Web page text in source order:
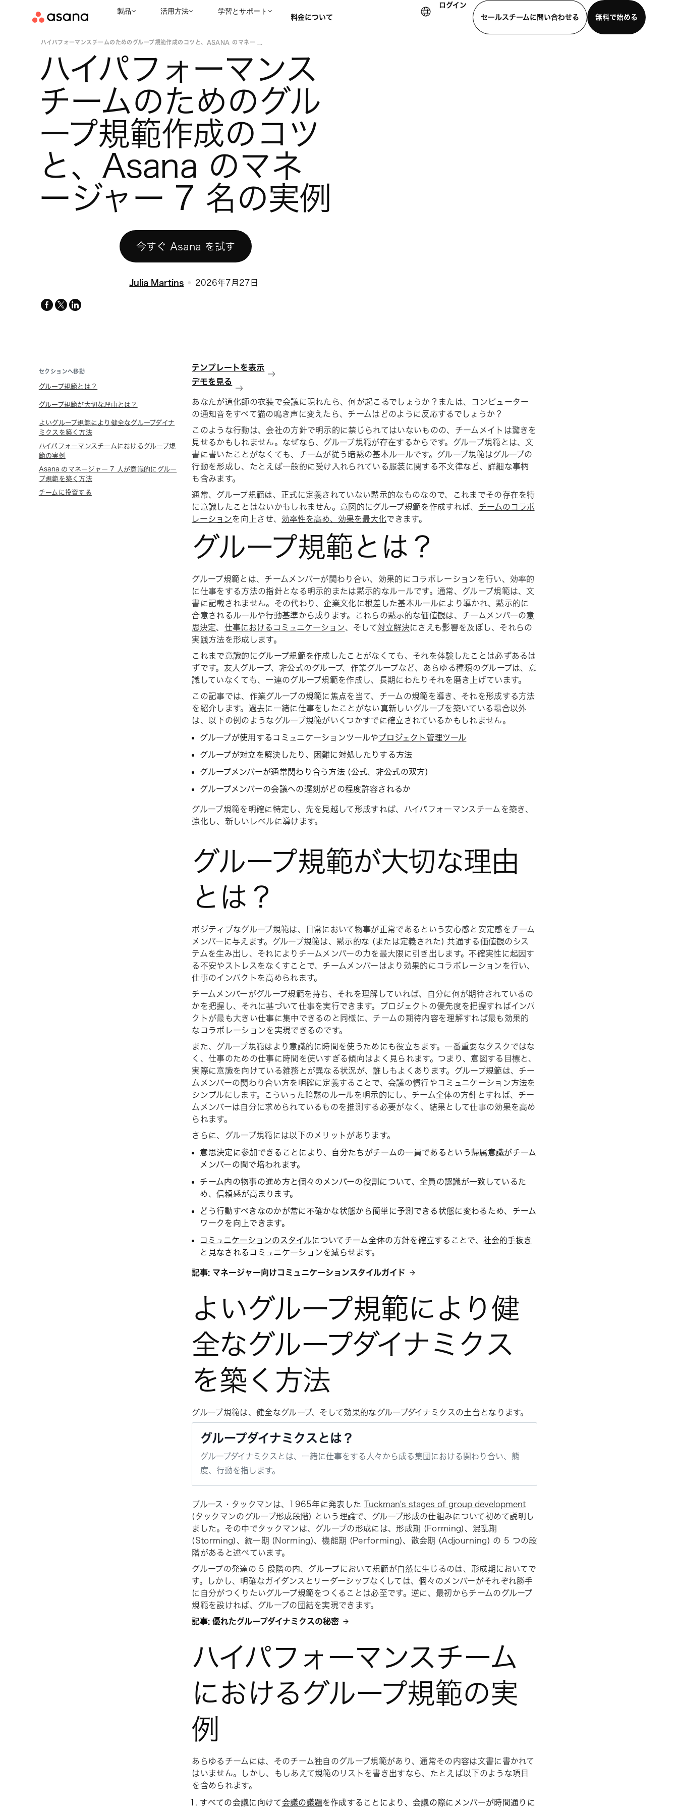
製品 活用方法 学習とサポート
料金について
ログイン
セールスチームに問い合わせる
無料で始める
ハイパフォーマンスチームのためのグループ規範作成のコツと、ASANA のマネー ...
ハイパフォーマンス
チームのためのグル
ープ規範作成のコツ
と、Asana のマネ
ージャー 7 名の実例
今すぐ Asana を試す
Julia Martins 2026年7月27日
facebook
x-
linkedin
セクションへ移動
グループ規範とは？
グループ規範が大切な理由とは？
よいグループ規範により健全なグループダイナ
ミクスを築く方法
ハイパフォーマンスチームにおけるグループ規
範の実例
Asana のマネージャー 7 人が意識的にグルー
プ規範を築く方法
チームに投資する
テンプレートを表示
デモを見る
あなたが道化師の衣装で会議に現れたら、何が起こるでしょうか？または、コンピューター
の通知音をすべて猫の鳴き声に変えたら、チームはどのように反応するでしょうか？
このような行動は、会社の方針で明示的に禁じられてはいないものの、チームメイトは驚きを
見せるかもしれません。なぜなら、グループ規範が存在するからです。グループ規範とは、文
書に書いたことがなくても、チームが従う暗黙の基本ルールです。グループ規範はグループの
行動を形成し、たとえば一般的に受け入れられている服装に関する不文律など、詳細な事柄
も含みます。
通常、グループ規範は、正式に定義されていない黙示的なものなので、これまでその存在を特
に意識したことはないかもしれません。意図的にグループ規範を作成すれば、 チームのコラボ
レーションを向上させ、 効率性を高め、効果を最大化できます。
グループ規範とは？
グループ規範とは、チームメンバーが関わり合い、効果的にコラボレーションを行い、効率的
に仕事をする方法の指針となる明示的または黙示的なルールです。通常、グループ規範は、文
書に記載されません。その代わり、企業文化に根差した基本ルールにより導かれ、黙示的に
合意されるルールや行動基準から成ります。これらの黙示的な価値観は、チームメンバーの意
思決定、 仕事におけるコミュニケーション、そして対立解決にさえも影響を及ぼし、それらの
実践方法を形成します。
これまで意識的にグループ規範を作成したことがなくても、それを体験したことは必ずあるは
ずです。友人グループ、非公式のグループ、作業グループなど、あらゆる種類のグループは、意
識していなくても、一連のグループ規範を作成し、長期にわたりそれを磨き上げています。
この記事では、作業グループの規範に焦点を当て、チームの規範を導き、それを形成する方法
を紹介します。過去に一緒に仕事をしたことがない真新しいグループを築いている場合以外
は、以下の例のようなグループ規範がいくつかすでに確立されているかもしれません。
グループが使用するコミュニケーションツールやプロジェクト管理ツール
グループが対立を解決したり、困難に対処したりする方法
グループメンバーが通常関わり合う方法 (公式、非公式の双方)
グループメンバーの会議への遅刻がどの程度許容されるか
グループ規範を明確に特定し、先を見越して形成すれば、ハイパフォーマンスチームを築き、
強化し、新しいレベルに導けます。
グループ規範が大切な理由
とは？
ポジティブなグループ規範は、日常において物事が正常であるという安心感と安定感をチーム
メンバーに与えます。グループ規範は、黙示的な (または定義された) 共通する価値観のシス
テムを生み出し、それによりチームメンバーの力を最大限に引き出します。不確実性に起因す
る不安やストレスをなくすことで、チームメンバーはより効果的にコラボレーションを行い、
仕事のインパクトを高められます。
チームメンバーがグループ規範を持ち、それを理解していれば、自分に何が期待されているの
かを把握し、それに基づいて仕事を実行できます。プロジェクトの優先度を把握すればインパ
クトが最も大きい仕事に集中できるのと同様に、チームの期待内容を理解すれば最も効果的
なコラボレーションを実現できるのです。
また、グループ規範はより意識的に時間を使うためにも役立ちます。一番重要なタスクではな
く、仕事のための仕事に時間を使いすぎる傾向はよく見られます。つまり、意図する目標と、
実際に意識を向けている雑務とが異なる状況が、誰しもよくあります。グループ規範は、チー
ムメンバーの関わり合い方を明確に定義することで、会議の慣行やコミュニケーション方法を
シンプルにします。こういった暗黙のルールを明示的にし、チーム全体の方針とすれば、チー
ムメンバーは自分に求められているものを推測する必要がなく、結果として仕事の効果を高め
られます。
さらに、グループ規範には以下のメリットがあります。
意思決定に参加できることにより、自分たちがチームの一員であるという帰属意識がチーム
メンバーの間で培われます。
チーム内の物事の進め方と個々のメンバーの役割について、全員の認識が一致しているた
め、信頼感が高まります。
どう行動すべきなのかが常に不確かな状態から簡単に予測できる状態に変わるため、チーム
ワークを向上できます。
コミュニケーションのスタイルについてチーム全体の方針を確立することで、社会的手抜き
と見なされるコミュニケーションを減らせます。
記事: マネージャー向けコミュニケーションスタイルガイド
よいグループ規範により健
全なグループダイナミクス
を築く方法
グループ規範は、健全なグループ、そして効果的なグループダイナミクスの土台となります。
グループダイナミクスとは？
グループダイナミクスとは、一緒に仕事をする人々から成る集団における関わり合い、態
度、行動を指します。
ブルース・タックマンは、1965年に発表した Tuckman's stages of group development
(タックマンのグループ形成段階) という理論で、グループ形成の仕組みについて初めて説明し
ました。その中でタックマンは、グループの形成には、形成期 (Forming)、混乱期
(Storming)、統一期 (Norming)、機能期 (Performing)、散会期 (Adjourning) の 5 つの段
階があると述べています。
グループの発達の 5 段階の内、グループにおいて規範が自然に生じるのは、形成期においてで
す。しかし、明確なガイダンスとリーダーシップなくしては、個々のメンバーがそれぞれ勝手
に自分がつくりたいグループ規範をつくることは必至です。逆に、最初からチームのグループ
規範を設ければ、グループの団結を実現できます。
記事: 優れたグループダイナミクスの秘密
ハイパフォーマンスチーム
におけるグループ規範の実
例
あらゆるチームには、そのチーム独自のグループ規範があり、通常その内容は文書に書かれて
はいません。しかし、もしあえて規範のリストを書き出すなら、たとえば以下のような項目
を含められます。
すべての会議に向けて会議の議題を作成することにより、会議の際にメンバーが時間通りに